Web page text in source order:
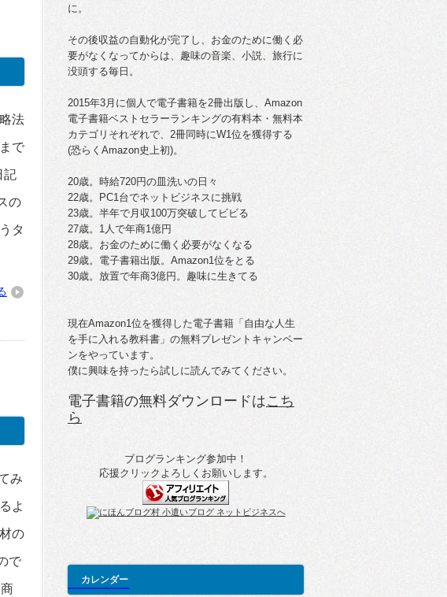
法
で
記
の
タ
み
よ
の
で
に。
その後収益の自動化が完了し、お金のために働く必
要がなくなってからは、趣味の音楽、小説、旅行に
没頭する毎日。
2015年3月に個人で電子書籍を2冊出版し、Amazon
電子書籍ベストセラーランキングの有料本・無料本
カテゴリそれぞれで、2冊同時にW1位を獲得する
(恐らくAmazon史上初)。
20歳。時給720円の皿洗いの日々
22歳。PC1台でネットビジネスに挑戦
23歳。半年で月収100万突破してビビる
27歳。1人で年商1億円
28歳。お金のために働く必要がなくなる
29歳。電子書籍出版。Amazon1位をとる
30歳。放置で年商3億円。趣味に生きてる
現在Amazon1位を獲得した電子書籍「自由な人生
を手に入れる教科書」の無料プレゼントキャンペー
ンをやっています。
僕に興味を持ったら試しに読んでみてください。
電子書籍の無料ダウンロードはこち
ら
ブログランキング参加中！
応援クリックよろしくお願いします。
カレンダー